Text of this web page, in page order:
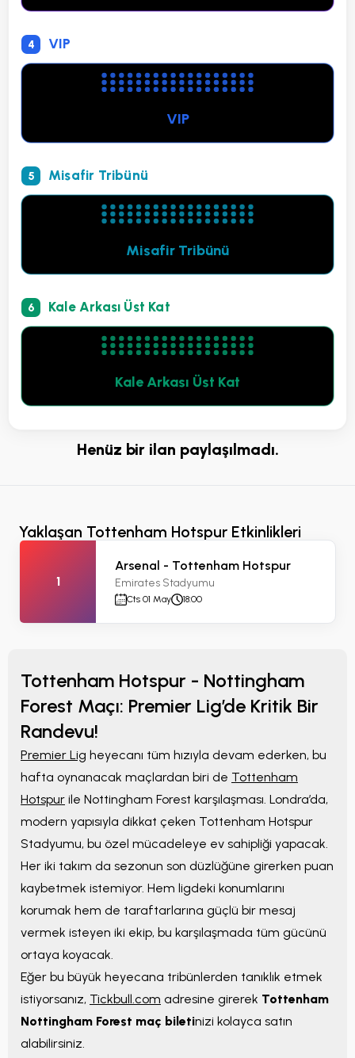
4 VIP
VIP
5 Misafir Tribünü
Misafir Tribünü
6 Kale Arkası Üst Kat
Kale Arkası Üst Kat
Henüz bir ilan paylaşılmadı.
Yaklaşan Tottenham Hotspur Etkinlikleri
1
Arsenal - Tottenham Hotspur
Emirates Stadyumu
Cts 01 May 18:00
Tottenham Hotspur - Nottingham
Forest Maçı: Premier Lig’de Kritik Bir
Randevu!
Premier Lig heyecanı tüm hızıyla devam ederken, bu
hafta oynanacak maçlardan biri de Tottenham
Hotspur ile Nottingham Forest karşılaşması. Londra’da,
modern yapısıyla dikkat çeken Tottenham Hotspur
Stadyumu, bu özel mücadeleye ev sahipliği yapacak.
Her iki takım da sezonun son düzlüğüne girerken puan
kaybetmek istemiyor. Hem ligdeki konumlarını
korumak hem de taraftarlarına güçlü bir mesaj
vermek isteyen iki ekip, bu karşılaşmada tüm gücünü
ortaya koyacak.
Eğer bu büyük heyecana tribünlerden tanıklık etmek
istiyorsanız, Tickbull.com adresine girerek Tottenham
Nottingham Forest maç biletinizi kolayca satın
alabilirsiniz.